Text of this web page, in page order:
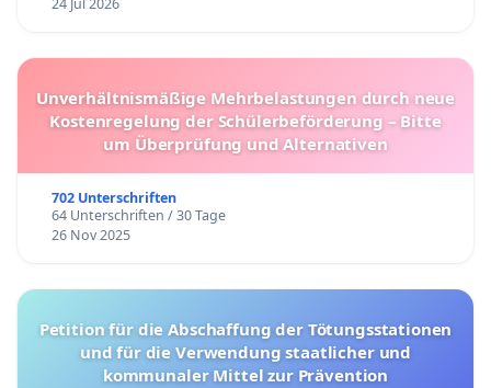
24 Jul 2026
Unverhältnismäßige Mehrbelastungen durch neue
Kostenregelung der Schülerbeförderung – Bitte
um Überprüfung und Alternativen
702 Unterschriften
64 Unterschriften / 30 Tage
26 Nov 2025
Petition für die Abschaffung der Tötungsstationen
und für die Verwendung staatlicher und
kommunaler Mittel zur Prävention